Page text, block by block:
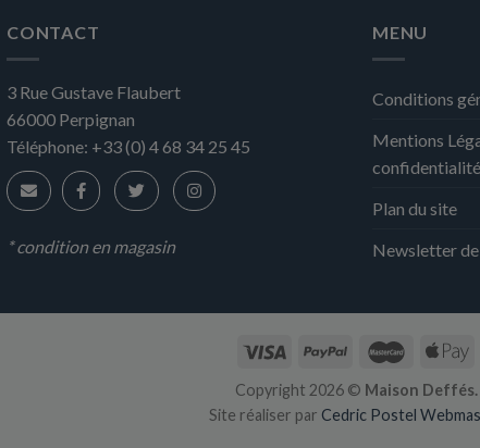
peuvent
sur
la
page
produit
CONTACT
3 Rue Gustave Flaubert
66000 Perpignan
Téléphone: +33 (0) 4 68 34 25 45
* condition en magasin
MENU
Conditions
Mentions
confidentialité
Plan du site
Newsletter
Copyright 2026 © Maison Deffés.
Site réaliser par Cedric Postel